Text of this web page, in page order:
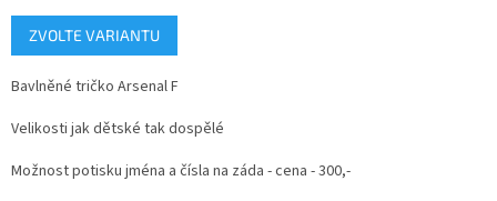
Měrná
cena:
ZVOLTE VARIANTU
Bavlněné tričko Arsenal F
Velikosti jak dětské tak dospělé
Možnost potisku jména a čísla na záda - cena - 300,-